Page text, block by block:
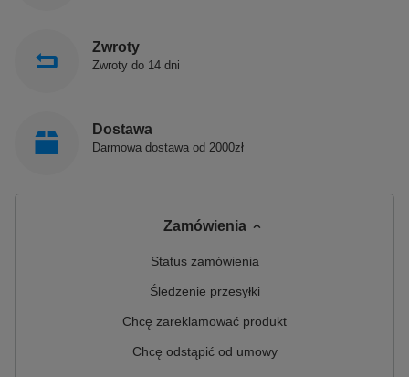
Zwroty
Zwroty do 14 dni
Dostawa
Darmowa dostawa od 2000zł
Zamówienia
Status zamówienia
Śledzenie przesyłki
Chcę zareklamować produkt
Chcę odstąpić od umowy